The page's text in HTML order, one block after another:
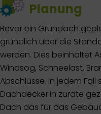
Planung
Bevor ein Gründach
gründlich über die
werden. Dies beinhaltet
Windsog, Schneelast,
Abschlüsse. In jedem
Dachdecker:in zurate
Dach das für das